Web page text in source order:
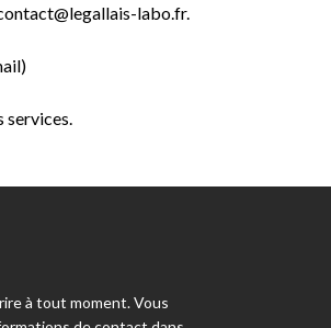
labo.fr.
services.
à tout moment. Vous